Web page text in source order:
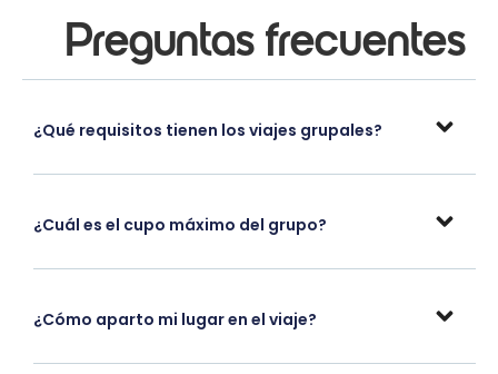
Preguntas frecuentes
¿Qué requisitos tienen los viajes grupales?
¿Cuál es el cupo máximo del grupo?
¿Cómo aparto mi lugar en el viaje?